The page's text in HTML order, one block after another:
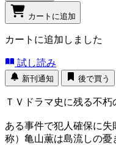
カートに追加
カートに追加しました
試し読み
新刊通知 後で買う
ＴＶドラマ史に残る不
ある事件で犯人確保に
称）亀山薫は島流しの